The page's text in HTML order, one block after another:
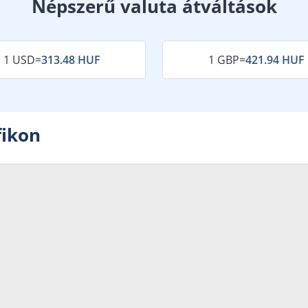
Népszerű valuta átváltások
1 USD=313.48 HUF 1 GBP=421.94 HUF